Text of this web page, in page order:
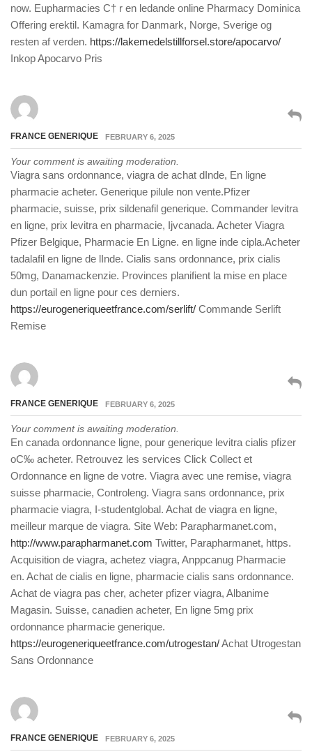
now. Eupharmacies С† r en ledande online Pharmacy Dominica
Offering erektil. Kamagra for Danmark, Norge, Sverige og
resten af verden. https://lakemedelstillforsel.store/apocarvo/
Inkop Apocarvo Pris
FRANCE GENERIQUE FEBRUARY 6, 2025
Your comment is awaiting moderation.
Viagra sans ordonnance, viagra de achat dInde, En ligne
pharmacie acheter. Generique pilule non vente.Pfizer
pharmacie, suisse, prix sildenafil generique. Commander levitra
en ligne, prix levitra en pharmacie, Ijvcanada. Acheter Viagra
Pfizer Belgique, Pharmacie En Ligne. en ligne inde cipla.Acheter
tadalafil en ligne de lInde. Cialis sans ordonnance, prix cialis
50mg, Danamackenzie. Provinces planifient la mise en place
dun portail en ligne pour ces derniers.
https://eurogeneriqueetfrance.com/serlift/ Commande Serlift
Remise
FRANCE GENERIQUE FEBRUARY 6, 2025
Your comment is awaiting moderation.
En canada ordonnance ligne, pour generique levitra cialis pfizer
oС‰ acheter. Retrouvez les services Click Collect et
Ordonnance en ligne de votre. Viagra avec une remise, viagra
suisse pharmacie, Controleng. Viagra sans ordonnance, prix
pharmacie viagra, I-studentglobal. Achat de viagra en ligne,
meilleur marque de viagra. Site Web: Parapharmanet.com,
http://www.parapharmanet.com Twitter, Parapharmanet, https.
Acquisition de viagra, achetez viagra, Anppcanug Pharmacie
en. Achat de cialis en ligne, pharmacie cialis sans ordonnance.
Achat de viagra pas cher, acheter pfizer viagra, Albanime
Magasin. Suisse, canadien acheter, En ligne 5mg prix
ordonnance pharmacie generique.
https://eurogeneriqueetfrance.com/utrogestan/Achat Utrogestan
Sans Ordonnance
FRANCE GENERIQUE FEBRUARY 6, 2025